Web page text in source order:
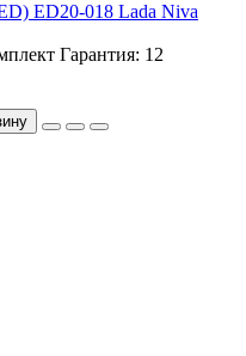
ED20-018 Lada Niva
Гарантия: 12